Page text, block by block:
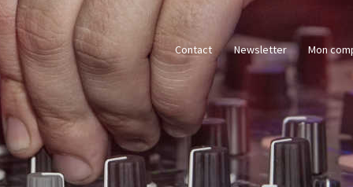
Contact Newsletter Mon